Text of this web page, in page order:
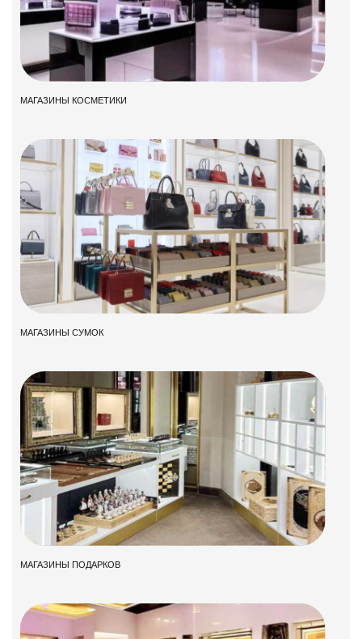
МАГАЗИНЫ КОСМЕТИКИ
МАГАЗИНЫ СУМОК
МАГАЗИНЫ ПОДАРКОВ